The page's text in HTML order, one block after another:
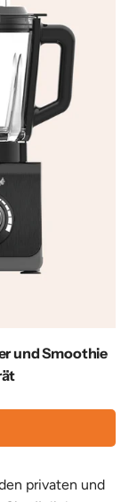
und Smoothie
privaten und